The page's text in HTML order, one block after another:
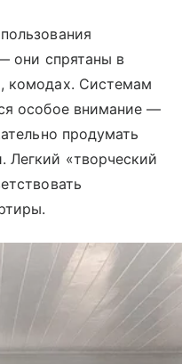
они спрятаны в
комодах. Системам
особое внимание —
продумать
«творческий